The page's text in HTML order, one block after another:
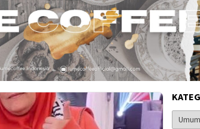
Kategori